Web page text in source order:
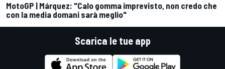
MotoGP | Márquez: "Calo gomma imprevisto, non credo che
con la media domani sarà meglio"
Scarica le tue app